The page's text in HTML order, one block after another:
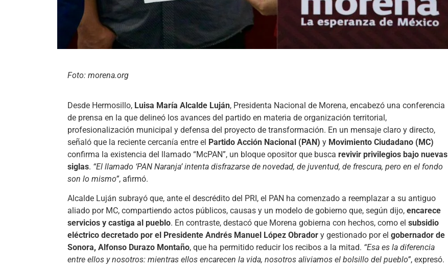
Foto: morena.org
Desde Hermosillo, Luisa María Alcalde Luján, Presidenta Nacional de Morena, encabezó una conferencia
de prensa en la que delineó los avances del partido en materia de organización territorial,
profesionalización municipal y defensa del proyecto de transformación. En un mensaje claro y directo,
señaló que la reciente cercanía entre el Partido Acción Nacional (PAN) y Movimiento Ciudadano (MC)
confirma la existencia del llamado “McPAN”, un bloque opositor que busca revivir privilegios bajo nuevas
siglas. “El llamado ‘PAN Naranja’ intenta disfrazarse de novedad, de juventud, de frescura, pero en el fondo
son lo mismo”, afirmó.
Alcalde Luján subrayó que, ante el descrédito del PRI, el PAN ha comenzado a reemplazar a su antiguo
aliado por MC, compartiendo actos públicos, causas y un modelo de gobierno que, según dijo, encarece
servicios y castiga al pueblo. En contraste, destacó que Morena gobierna con hechos, como el subsidio
eléctrico decretado por el Presidente Andrés Manuel López Obrador y gestionado por el gobernador de
Sonora, Alfonso Durazo Montaño, que ha permitido reducir los recibos a la mitad. “Esa es la diferencia
entre ellos y nosotros: mientras ellos encarecen la vida, nosotros aliviamos el bolsillo del pueblo”, expresó.